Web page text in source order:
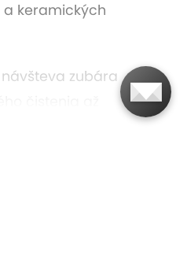
a keramických
zubára